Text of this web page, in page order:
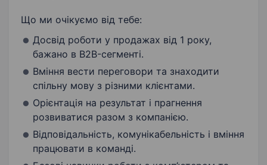
Що ми очікуємо від тебе:
Досвід роботи у продажах від 1 року,
бажано в B2B-сегменті.
Вміння вести переговори та знаходити
спільну мову з різними клієнтами.
Орієнтація на результат і прагнення
розвиватися разом з компанією.
Відповідальність, комунікабельність і вміння
працювати в команді.